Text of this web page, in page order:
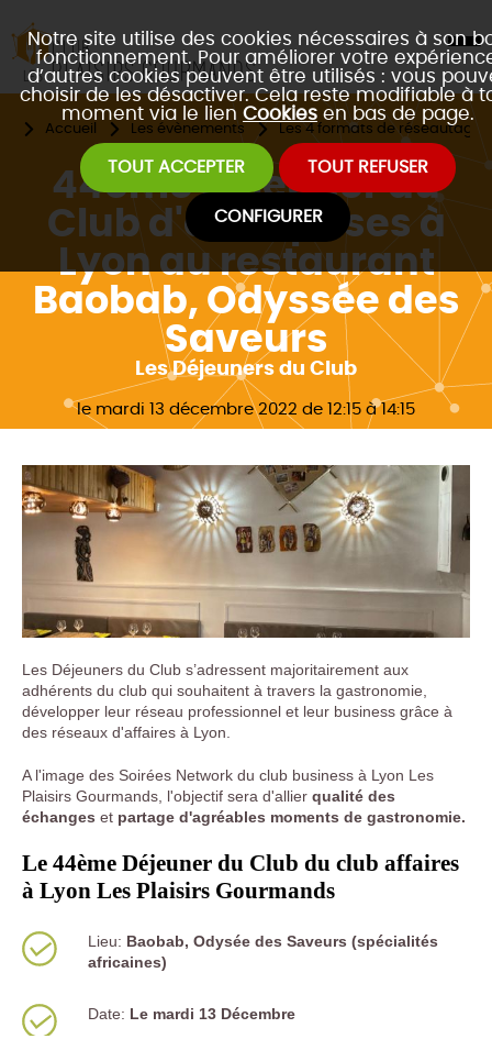
Notre site utilise des cookies nécessaires à son
fonctionnement. Pour améliorer votre
d’autres cookies peuvent être utilisés : vous
choisir de les désactiver. Cela reste modifiable à
moment via le lien Cookies en bas de page.
TOUT ACCEPTER TOUT REFUSER
CONFIGURER
Accueil Les évènements Les 4 formats de réseautage
44ème déjeuner du
Club d'entreprises à
Lyon au restaurant
Baobab, Odyssée des
Saveurs
Les Déjeuners du Club
le mardi 13 décembre 2022 de 12:15 à 14:15
Les Déjeuners du Club s’adressent majoritairement aux
adhérents du club qui souhaitent à travers la gastronomie,
développer leur réseau professionnel et leur business grâce à
des réseaux d'affaires à Lyon.
A l'image des Soirées Network du club business à Lyon Les
Plaisirs Gourmands, l'objectif sera d'allier qualité des
échanges et partage d'agréables moments de gastronomie.
Le 44ème Déjeuner du Club du club affaires
à Lyon Les Plaisirs Gourmands
Lieu: Baobab, Odysée des Saveurs (spécialités
africaines)
Date: Le mardi 13 Décembre